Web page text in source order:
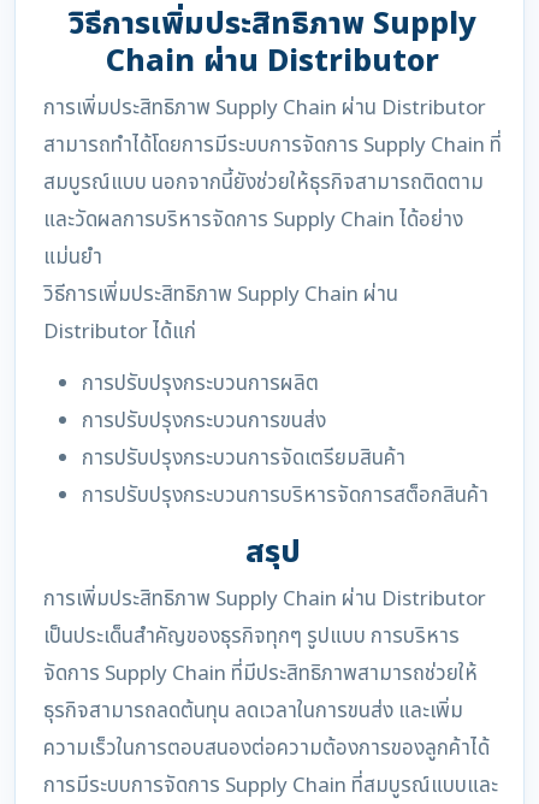
วิธีการเพิ่มประสิทธิภาพ Supply
Chain ผ่าน Distributor
การเพิ่มประสิทธิภาพ Supply Chain ผ่าน Distributor
สามารถทำได้โดยการมีระบบการจัดการ Supply Chain ที่
สมบูรณ์แบบ นอกจากนี้ยังช่วยให้ธุรกิจสามารถติดตาม
และวัดผลการบริหารจัดการ Supply Chain ได้อย่าง
แม่นยำ
วิธีการเพิ่มประสิทธิภาพ Supply Chain ผ่าน
Distributor ได้แก่
การปรับปรุงกระบวนการผลิต
การปรับปรุงกระบวนการขนส่ง
การปรับปรุงกระบวนการจัดเตรียมสินค้า
การปรับปรุงกระบวนการบริหารจัดการสต็อกสินค้า
สรุป
การเพิ่มประสิทธิภาพ Supply Chain ผ่าน Distributor
เป็นประเด็นสำคัญของธุรกิจทุกๆ รูปแบบ การบริหาร
จัดการ Supply Chain ที่มีประสิทธิภาพสามารถช่วยให้
ธุรกิจสามารถลดต้นทุน ลดเวลาในการขนส่ง และเพิ่ม
ความเร็วในการตอบสนองต่อความต้องการของลูกค้าได้
การมีระบบการจัดการ Supply Chain ที่สมบูรณ์แบบและ